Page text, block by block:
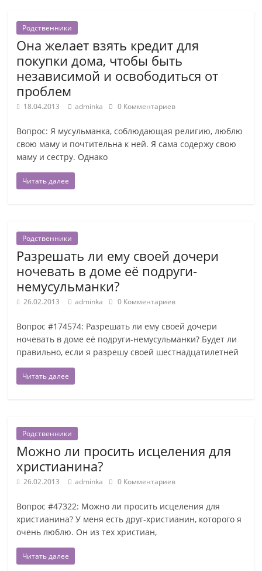
Родственники
Она желает взять кредит для
покупки дома, чтобы быть
независимой и освободиться от
проблем
18.04.2013 adminka 0 Комментариев
Вопрос: Я мусульманка, соблюдающая религию, люблю
свою маму и почтительна к ней. Я сама содержу свою
маму и сестру. Однако
Читать далее
Родственники
Разрешать ли ему своей дочери
ночевать в доме её подруги-
немусульманки?
26.02.2013 adminka 0 Комментариев
Вопрос #174574: Разрешать ли ему своей дочери
ночевать в доме её подруги-немусульманки? Будет ли
правильно, если я разрешу своей шестнадцатилетней
Читать далее
Родственники
Можно ли просить исцеления для
христианина?
26.02.2013 adminka 0 Комментариев
Вопрос #47322: Можно ли просить исцеления для
христианина? У меня есть друг-христианин, которого я
очень люблю. Он из тех христиан,
Читать далее